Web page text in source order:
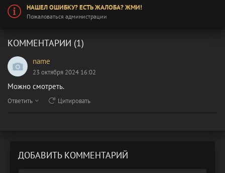
НАШЕЛ ОШИБКУ? ЕСТЬ ЖАЛОБА? ЖМИ!
Пожаловаться администрации
КОММЕНТАРИИ (1)
name
23 октября 2024 16:02
Можно смотреть.
Ответить Цитировать
ДОБАВИТЬ КОММЕНТАРИЙ